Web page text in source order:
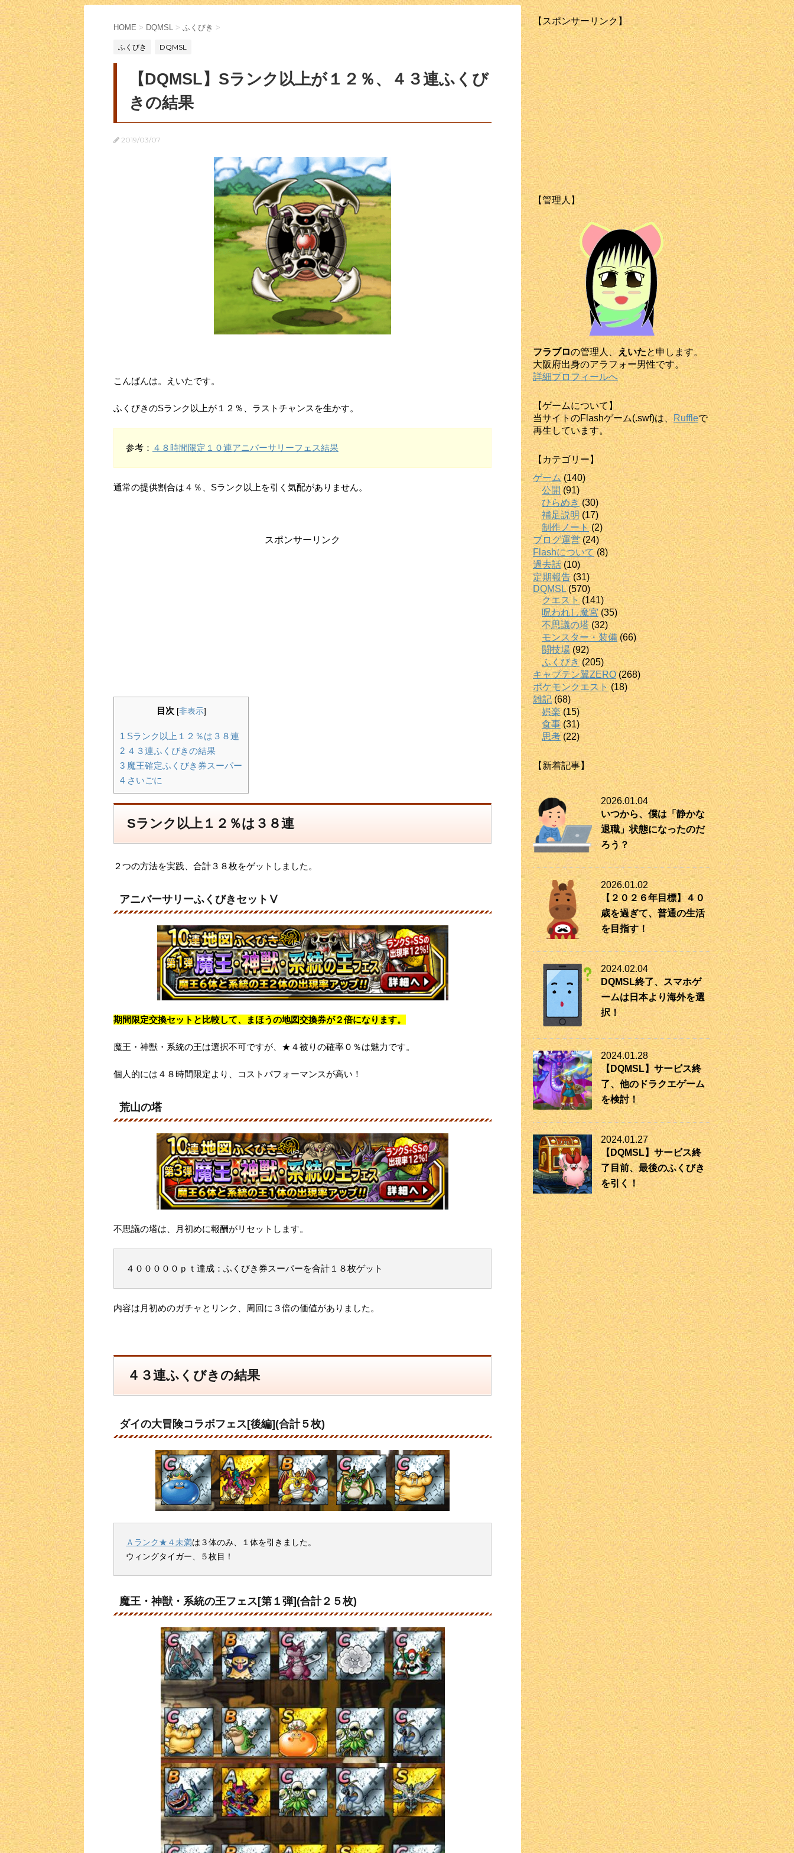
HOME > DQMSL > ふくびき >
ふくびき DQMSL
【DQMSL】Sランク以上が１２％、４３連ふくび
きの結果
2019/03/07
こんばんは。えいたです。
ふくびきのSランク以上が１２％、ラストチャンスを生かす。
参考： ４８時間限定１０連アニバーサリーフェス結果
通常の提供割合は４％、Sランク以上を引く気配がありません。
スポンサーリンク
目次 [非表示]
1 Sランク以上１２％は３８連
2 ４３連ふくびきの結果
3 魔王確定ふくびき券スーパー
4 さいごに
Sランク以上１２％は３８連
２つの方法を実践、合計３８枚をゲットしました。
アニバーサリーふくびきセットⅤ
期間限定交換セットと比較して、まほうの地図交換券が２倍になります。
魔王・神獣・系統の王は選択不可ですが、★４被りの確率０％は魅力です。
個人的には４８時間限定より、コストパフォーマンスが高い！
荒山の塔
不思議の塔は、月初めに報酬がリセットします。
４０００００ｐｔ達成：ふくびき券スーパーを合計１８枚ゲット
内容は月初めのガチャとリンク、周回に３倍の価値がありました。
４３連ふくびきの結果
ダイの大冒険コラボフェス[後編](合計５枚)
Ａランク★４未満は３体のみ、１体を引きました。
ウィングタイガー、５枚目！
魔王・神獣・系統の王フェス[第１弾](合計２５枚)
【スポンサーリンク】
【管理人】
フラブロの管理人、 えいたと申します。
大阪府出身のアラフォー男性です。
詳細プロフィールへ
【ゲームについて】
当サイトのFlashゲーム(.swf)は、Ruffleで
再生しています。
【カテゴリー】
ゲーム(140)
公開(91)
ひらめき (30)
補足説明(17)
制作ノート(2)
ブログ運営(24)
Flashについて(8)
過去話(10)
定期報告(31)
DQMSL(570)
クエスト(141)
呪われし魔宮 (35)
不思議の塔(32)
モンスター・装備(66)
闘技場(92)
ふくびき(205)
キャプテン翼ZERO(268)
ポケモンクエスト(18)
雑記(68)
娯楽(15)
食事(31)
思考(22)
【新着記事】
2026.01.04
いつから、僕は「静かな
退職」状態になったのだ
ろう？
2026.01.02
【２０２６年目標】４０
歳を過ぎて、普通の生活
を目指す！
2024.02.04
DQMSL終了、スマホゲ
ームは日本より海外を選
択！
2024.01.28
【DQMSL】サービス終
了、他のドラクエゲーム
を検討！
2024.01.27
【DQMSL】サービス終
了目前、最後のふくびき
を引く！